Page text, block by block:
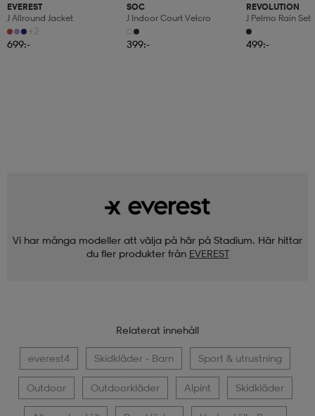
EVEREST
J Allround Jacket
+2
699:-
SOC
J Indoor Court Velcro
399:-
REVOLUTION
J Pelmo Rain Set
499:-
Vi har många modeller att välja på här på Stadium. Här hittar
du fler produkter från EVEREST
Relaterat innehåll
everest4 Skidkläder - Barn Sport & utrustning
Outdoor Outdoorkläder Alpint Skidkläder